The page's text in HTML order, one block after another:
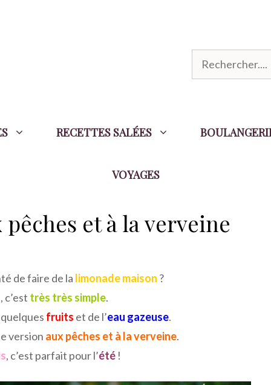
e
r
RECETTES SALÉES
VOYAGES
et à la verveine
de faire de la limonade maison ?
c’est très très simple.
fruits et de l’eau gazeuse.
version aux pêches et à la verveine.
, c’est parfait pour l’été !